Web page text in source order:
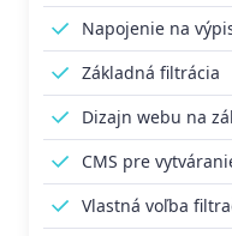
Napojenie na
Základná filtrácia
Dizajn webu na
CMS pre
Vlastná voľba